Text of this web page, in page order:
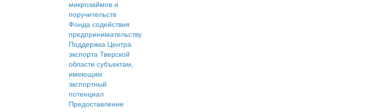
микрозаймов и
поручительств
Фонда содействия
предпринимательству
Поддержка Центра
экспорта Тверской
области субъектам,
имеющим
экспортный
потенциал
Предоставление